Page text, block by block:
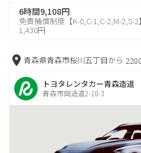
6時間9,108円
免責補償制度【K-0,C-1,C-2,M-2,S-2】
1,430円
青森県青森市桜川五丁目から
トヨタレンタカー青森造道
青森市岡造道2-10-3